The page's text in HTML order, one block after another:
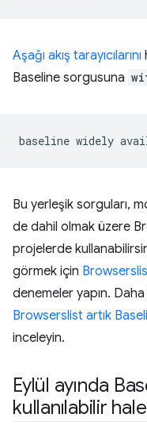
Aşağı akış tarayıcılarını
Baseline sorgusuna
Bu yerleşik sorguları,
de dahil olmak üzere
projelerde
görmek için
denemeler yapın.
Browserslist artık
inceleyin.
Eylül ayında
kullanılabilir